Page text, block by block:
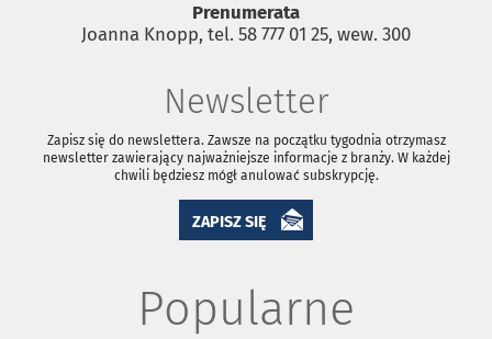
Prenumerata
Joanna Knopp, tel. 58 777 01 25, wew. 300
Newsletter
Zapisz się do newslettera. Zawsze na początku tygodnia otrzymasz
newsletter zawierający najważniejsze informacje z branży. W każdej
chwili będziesz mógł anulować subskrypcję.
ZAPISZ SIĘ
Popularne